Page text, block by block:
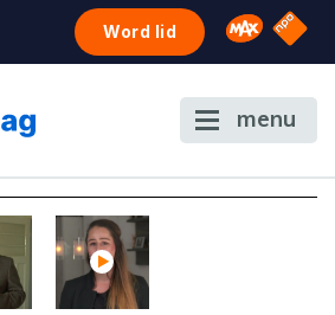
Word lid Omroep
NPO
menu